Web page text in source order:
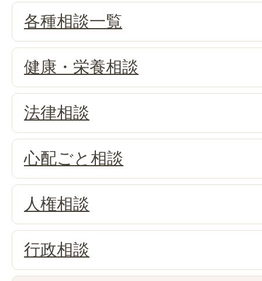
各種相談一覧
健康・栄養相談
法律相談
心配ごと相談
人権相談
行政相談